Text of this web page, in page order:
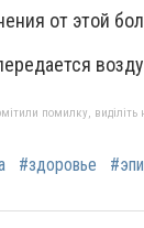
от этой
помилку, виділіть
#здоровье